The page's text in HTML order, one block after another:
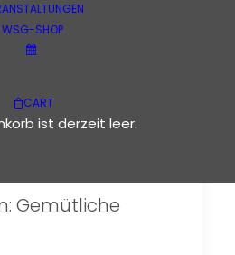
WSG-SHOP
CART
ist derzeit leer.
Gemütliche